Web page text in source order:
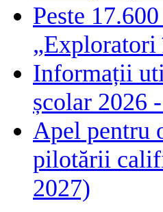
Peste
Informații
școlar 2026
Apel pentru
pilotării
2027)